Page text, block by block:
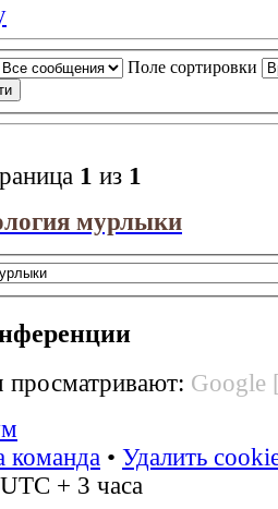
Поле сортировки
1 из 1
мурлыки
просматривают: Google
• Удалить
+ 3 часа